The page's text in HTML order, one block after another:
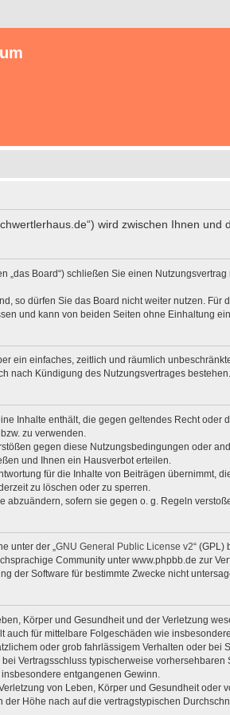
wird zwischen Ihnen
„das Board“) schließen Sie einen
so dürfen Sie das Board nicht weiter nutzen.
und kann von beiden Seiten ohne Einhaltung
ein einfaches, zeitlich und räumlich
nach Kündigung des Nutzungsvertrages bestehen.
Inhalte enthält, die gegen geltendes Recht
zu verwenden.
gegen diese Nutzungsbedingungen oder
und Ihnen ein Hausverbot erteilen.
für die Inhalte von Beiträgen übernimmt,
zu löschen oder zu sperren.
sofern sie gegen o. g. Regeln
unter der „GNU General Public License v2“ (GPL)
Community unter www.phpbb.de zur
der Software für bestimmte Zwecke nicht
Körper und Gesundheit und der Verletzung
für mittelbare Folgeschäden wie
oder grob fahrlässigem Verhalten oder
Vertragsschluss typischerweise
entgangenen Gewinn.
von Leben, Körper und Gesundheit
Höhe nach auf die vertragstypischen